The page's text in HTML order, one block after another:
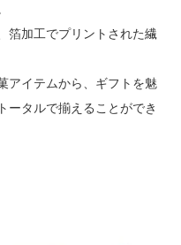
箔加工でプリントされた繊
アイテムから、ギフトを魅
ータルで揃えることができ